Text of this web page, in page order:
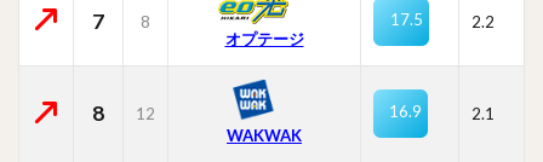
7
8
オプテージ
17.5 2.2
8
12
WAKWAK
16.9 2.1